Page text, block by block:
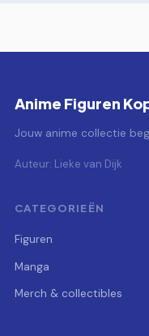
Anime Figuren
Jouw anime collectie
Auteur: Lieke van Dijk
CATEGORIEËN
Figuren
Manga
Merch & collectibles